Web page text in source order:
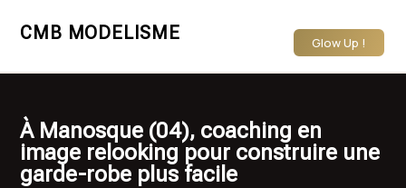
CMB MODELISME Glow Up !
À Manosque (04), coaching en
image relooking pour construire une
garde-robe plus facile